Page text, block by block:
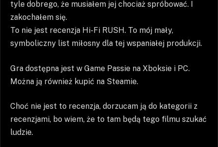
tyle dobrego, że musiałem jej chociaż spróbować. I
zakochałem się.
To nie jest recenzja Hi-Fi RUSH. To mój mały,
symboliczny list miłosny dla tej wspaniałej produkcji.
Gra dostępna jest w Game Passie na Xboksie i PC.
Można ją również kupić na Steamie.
Choć nie jest to recenzja, dorzucam ją do kategorii z
recenzjami, bo wiem, że to tam będą tego filmu szukać
ludzie.